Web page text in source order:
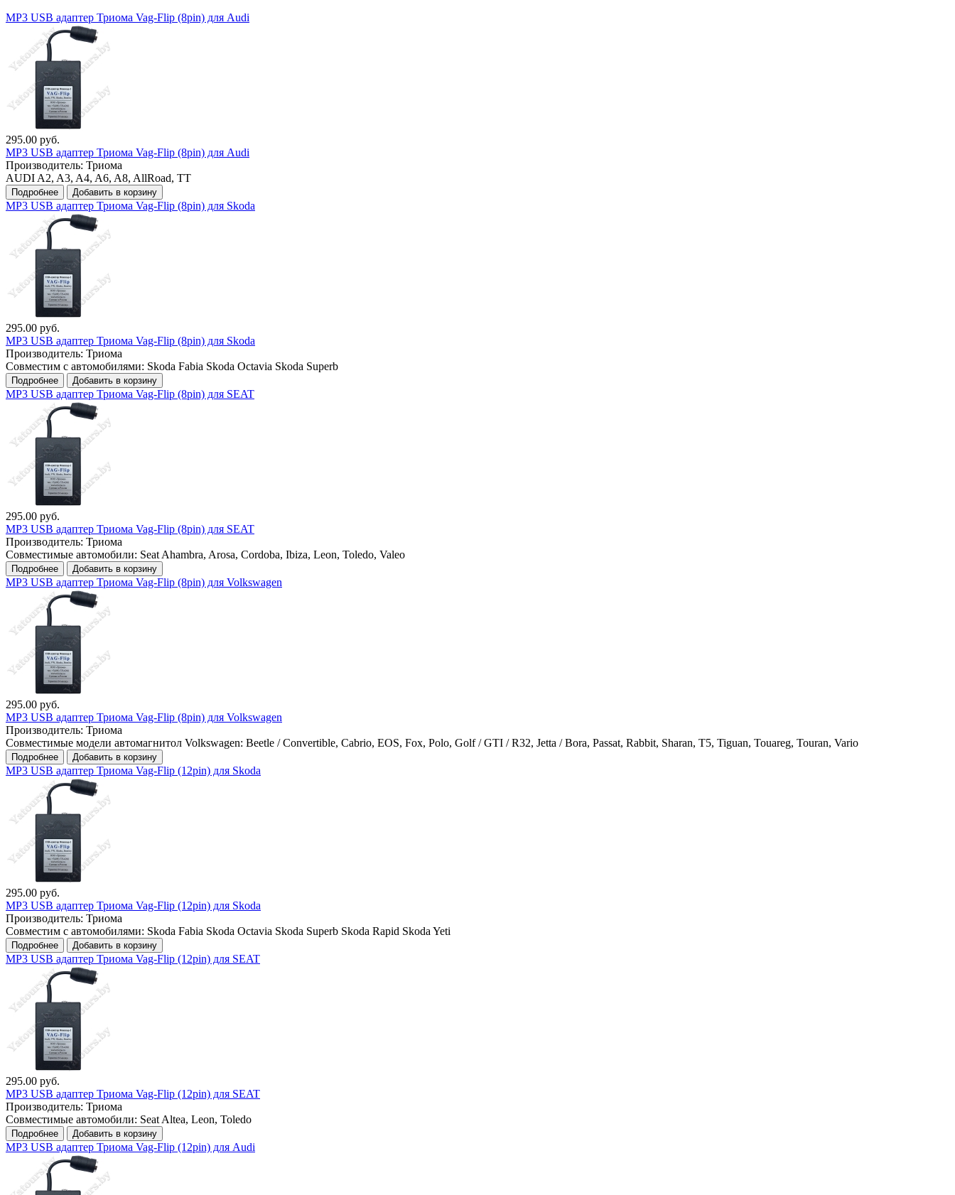
MP3 USB адаптер Триома Vag-Flip (8pin) для Audi
295.00 руб.
MP3 USB адаптер Триома Vag-Flip (8pin) для Audi
Производитель: Триома
AUDI A2, A3, A4, A6, A8, AllRoad, TT
Подробнее Добавить в корзину
MP3 USB адаптер Триома Vag-Flip (8pin) для Skoda
295.00 руб.
MP3 USB адаптер Триома Vag-Flip (8pin) для Skoda
Производитель: Триома
Совместим с автомобилями: Skoda Fabia Skoda Octavia Skoda Superb
Подробнее Добавить в корзину
MP3 USB адаптер Триома Vag-Flip (8pin) для SEAT
295.00 руб.
MP3 USB адаптер Триома Vag-Flip (8pin) для SEAT
Производитель: Триома
Совместимые автомобили: Seat Ahambra, Arosa, Cordoba, Ibiza, Leon, Toledo, Valeo
Подробнее Добавить в корзину
MP3 USB адаптер Триома Vag-Flip (8pin) для Volkswagen
295.00 руб.
MP3 USB адаптер Триома Vag-Flip (8pin) для Volkswagen
Производитель: Триома
Совместимые модели автомагнитол Volkswagen: Beetle / Convertible, Cabrio, EOS, Fox, Polo, Golf / GTI / R32, Jetta / Bora, Passat, Rabbit, Sharan, T5, Tiguan, Touareg, Touran, Vario
Подробнее Добавить в корзину
MP3 USB адаптер Триома Vag-Flip (12pin) для Skoda
295.00 руб.
MP3 USB адаптер Триома Vag-Flip (12pin) для Skoda
Производитель: Триома
Совместим с автомобилями: Skoda Fabia Skoda Octavia Skoda Superb Skoda Rapid Skoda Yeti
Подробнее Добавить в корзину
MP3 USB адаптер Триома Vag-Flip (12pin) для SEAT
295.00 руб.
MP3 USB адаптер Триома Vag-Flip (12pin) для SEAT
Производитель: Триома
Совместимые автомобили: Seat Altea, Leon, Toledo
Подробнее Добавить в корзину
MP3 USB адаптер Триома Vag-Flip (12pin) для Audi